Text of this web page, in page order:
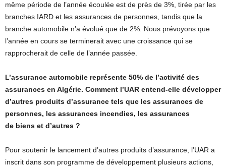
même période de l’année écoulée est de près de 3%, tirée par les
branches IARD et les assurances de personnes, tandis que la
branche automobile n’a évolué que de 2%. Nous prévoyons que
l’année en cours se terminerait avec une croissance qui se
rapprocherait de celle de l’année passée.
L’assurance automobile représente 50% de l’activité des
assurances en Algérie. Comment l’UAR entend-elle développer
d’autres produits d’assurance tels que les assurances de
personnes, les assurances incendies, les assurances
de biens et d’autres ?
Pour soutenir le lancement d’autres produits d’assurance, l’UAR a
inscrit dans son programme de développement plusieurs actions,